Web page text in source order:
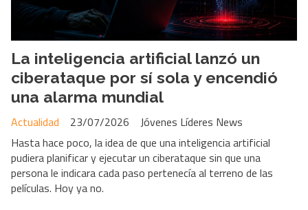
La inteligencia artificial lanzó un
ciberataque por sí sola y encendió
una alarma mundial
Jóvenes Líderes News
Actualidad
23/07/2026
Hasta hace poco, la idea de que una inteligencia artificial
pudiera planificar y ejecutar un ciberataque sin que una
persona le indicara cada paso pertenecía al terreno de las
películas. Hoy ya no.